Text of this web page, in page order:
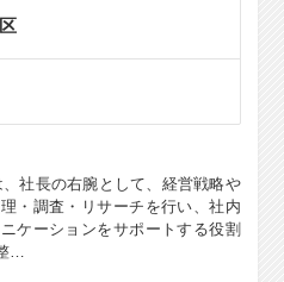
、社長の右腕として、経営戦略や
・調査・リサーチを行い、社内
ケーションをサポートする役割
…